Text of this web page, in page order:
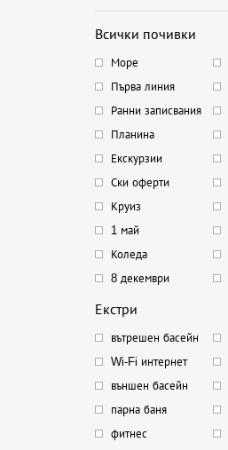
Всички почивки
Море
Първа линия
Ранни записвания
Планина
Екскурзии
Ски оферти
Круиз
1 май
Коледа
8 декември
Екстри
вътрешен басейн
Wi-Fi интернет
външен басейн
парна баня
фитнес